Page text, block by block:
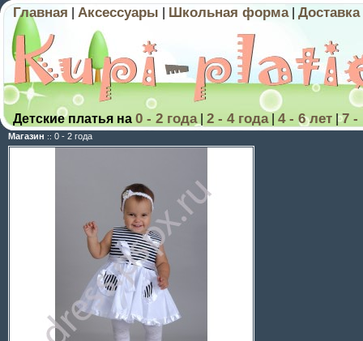
Главная Аксессуары Школьная форма| Доставка
Детские платья на 0 - 2 года| 2 - 4 года| 4 - 6 лет |7 -
Магазин :: 0 - 2 года